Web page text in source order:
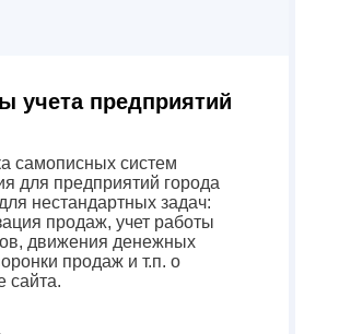
учета предприятий
самописных систем
для предприятий города
нестандартных задач:
продаж, учет работы
движения денежных
продаж и т.п. о
сайта.